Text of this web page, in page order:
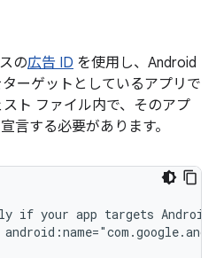
の広告 ID を使用し、Android
ーゲットとしているアプリで
ト ファイル内で、そのアプ
言する必要があります。
if your app targets Android